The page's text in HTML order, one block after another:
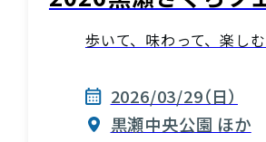
歩いて、味わって、楽し
2026/03/29（日）
黒瀬中央公園 ほか